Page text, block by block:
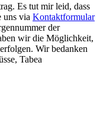
Es tut mir leid, dass
uns via Kontaktformular
der
wir die Möglichkeit,
Wir bedanken
Tabea